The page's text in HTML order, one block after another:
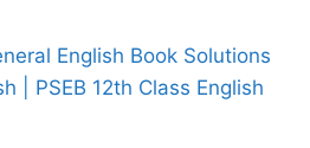
English Book Solutions
| PSEB 12th Class English